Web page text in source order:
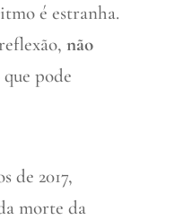
é estranha.
não
que pode
de 2017,
morte da